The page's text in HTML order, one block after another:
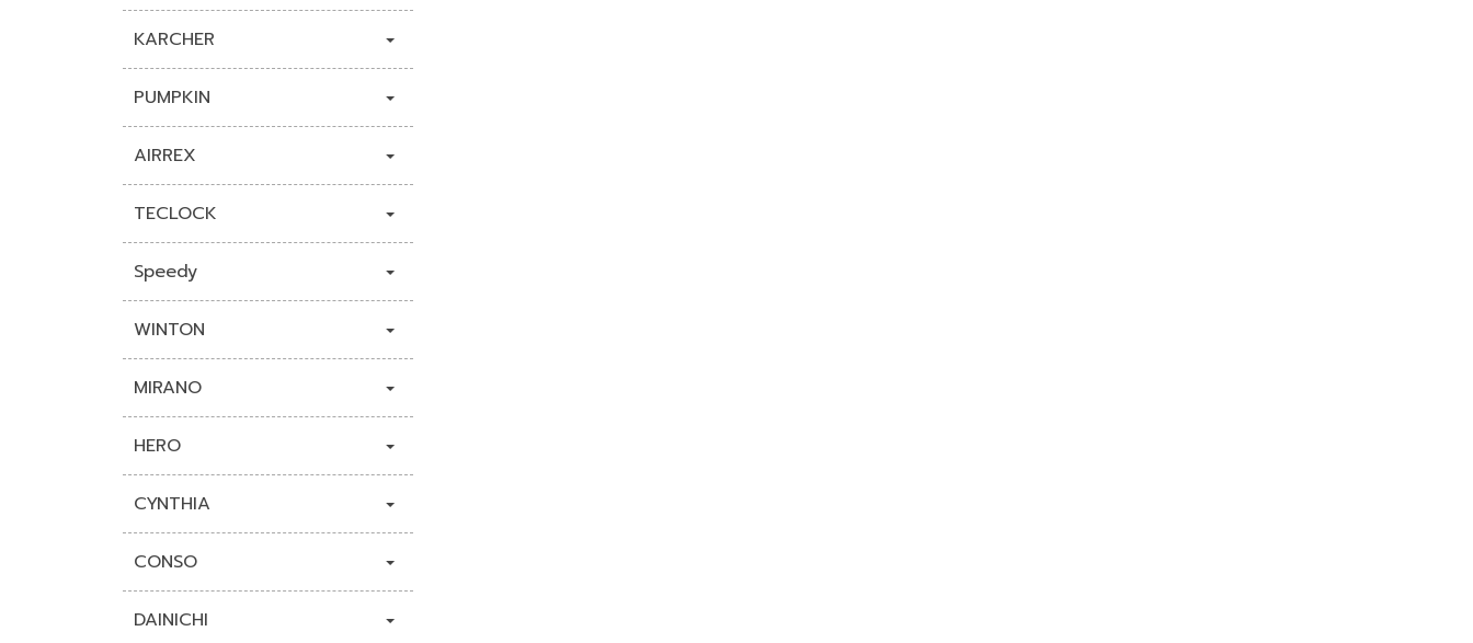
KARCHER
PUMPKIN
AIRREX
TECLOCK
Speedy
WINTON
MIRANO
HERO
CYNTHIA
CONSO
DAINICHI